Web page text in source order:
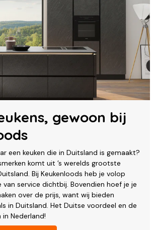
gewoon bij
een keuken die in Duitsland is gemaakt?
komt uit ’s werelds grootste
Bij Keukenloods heb je volop
van service dichtbij. Bovendien hoef je je
over de prijs, want wij bieden
in Duitsland. Het Duitse voordeel en de
Nederland!